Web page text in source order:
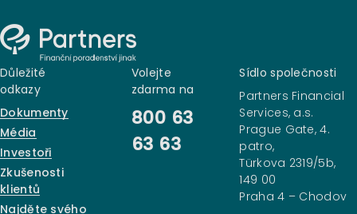
Důležité
odkazy
Dokumenty
Média
Investoři
Zkušenosti
klientů
Najděte svého
Volejte
zdarma na
800 63
63 63
Sídlo společnosti
Partners Financial
Services, a.s.
Prague Gate, 4.
patro,
Türkova 2319/5b,
149 00
Praha 4 – Chodov